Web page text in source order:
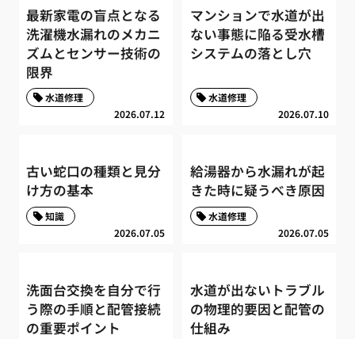
最新家電の盲点となる
洗濯機水漏れのメカニ
ズムとセンサー技術の
限界
2026.07.12
水道修理
マンションで水道が出
ない事態に陥る受水槽
システムの落とし穴
2026.07.10
水道修理
古い蛇口の種類と見分
け方の基本
2026.07.05
知識
給湯器から水漏れが起
きた時に疑うべき原因
2026.07.05
水道修理
洗面台交換を自分で行
う際の手順と配管接続
の重要ポイント
水道が出ないトラブル
の物理的要因と配管の
仕組み